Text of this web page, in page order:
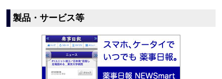
製品・サービス等